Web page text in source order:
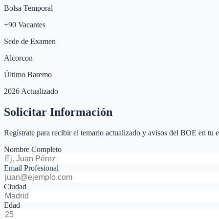
Bolsa Temporal
+90 Vacantes
Sede de Examen
Alcorcon
Último Baremo
2026 Actualizado
Solicitar Información
Regístrate para recibir el temario actualizado y avisos del BOE en tu
Nombre Completo
Email Profesional
Ciudad
Edad